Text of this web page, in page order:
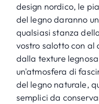
design nordico, le
del legno daranno
qualsiasi stanza
vostro salottocon al
dalla texture
un'atmosfera di
del legno naturale,
semplici da